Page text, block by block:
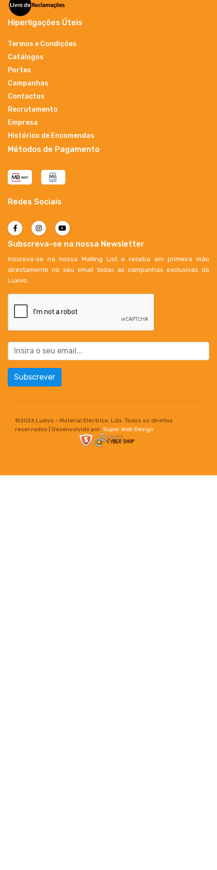
Hiperligações Úteis
Termos e Condições
Catálogos
Portes
Campanhas
Contactos
Recrutamento
Empresa
Histórico de Encomendas
Métodos de Pagamento
Redes Sociais
Subscreva-se na nossa Newsletter
Inscreva-se na nossa Mailing List e receba em primeira mão
directamente no seu email todas as campanhas exclusivas da
Luxivo.
Subscrever
©2026 Luxivo - Material Eléctrico, Lda. Todos os direitos
reservados | Desenvolvido por: Super Web Design